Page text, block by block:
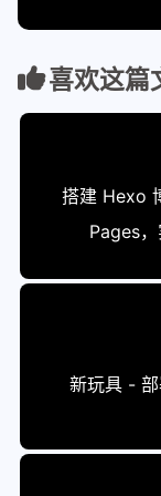
喜欢这篇
搭建 Hexo
Pages
新玩具 -